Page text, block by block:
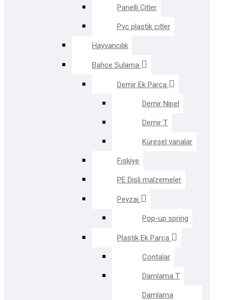
Panelli Çitler
Pvc plastik çitler
Hayvancılık
Bahçe Sulama
Demir Ek Parça
Demir Nipel
Demir T
Küresel vanalar
Fıskiye
PE Dişli malzemeler
Peyzaj
Pop-up spring
Plastik Ek Parça
Contalar
Damlama T
Damlama